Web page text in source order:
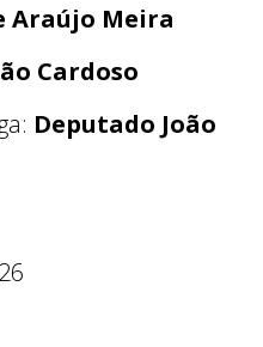
Araújo Meira
Cardoso
Deputado João